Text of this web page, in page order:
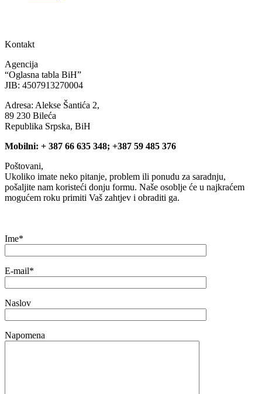
Kontakt
Agencija
“Oglasna tabla BiH”
JIB: 4507913270004
Adresa: Alekse Šantića 2,
89 230 Bileća
Republika Srpska, BiH
Mobilni: + 387 66 635 348; +387 59 485 376
Poštovani,
Ukoliko imate neko pitanje, problem ili ponudu za saradnju,
pošaljite nam koristeći donju formu. Naše osoblje će u najkraćem
mogućem roku primiti Vaš zahtjev i obraditi ga.
Ime*
E-mail*
Naslov
Napomena